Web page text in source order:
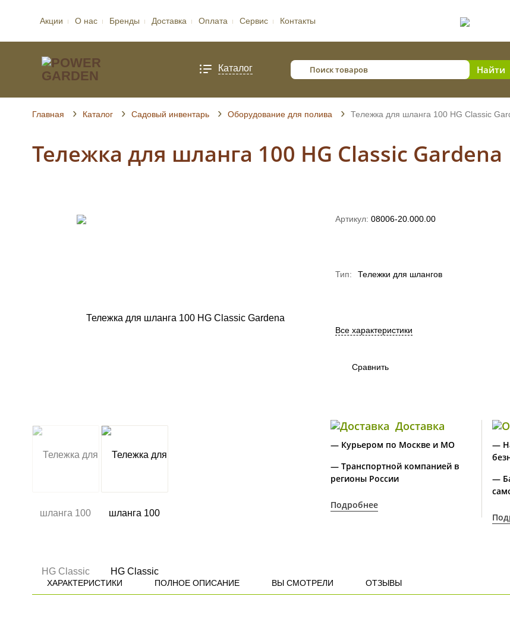
Акции О нас Бренды Доставка Оплата Сервис Контакты
Каталог
Главная Каталог Садовый инвентарь Оборудование для полива Тележка для шланга 100 HG Classic
Тележка для шланга 100 HG Classic Gardena
Артикул: 08006-20.000.00
Тип: Тележки для шлангов
Все характеристики
Сравнить
Доставка
— Курьером по Москве и МО
— Транспортной компанией в
регионы России
Подробнее
—
—
ХАРАКТЕРИСТИКИ ПОЛНОЕ ОПИСАНИЕ ВЫ СМОТРЕЛИ ОТЗЫВЫ